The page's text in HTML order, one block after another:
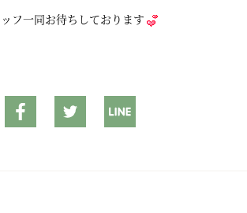
フ一同お待ちしております